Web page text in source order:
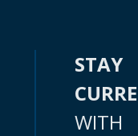
STAY
WITH